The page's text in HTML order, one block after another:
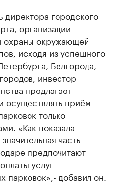
директора городского
организации
охраны окружающей
исходя из успешного
Белгорода,
инвестор
предлагает
осуществлять приём
только
«Как показала
часть
предпочитают
услуг
парковок»,- добавил он.